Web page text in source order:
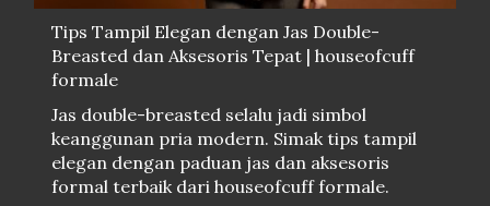
Tips Tampil Elegan dengan Jas Double-
Breasted dan Aksesoris Tepat | houseofcuff
formale
Jas double-breasted selalu jadi simbol
keanggunan pria modern. Simak tips tampil
elegan dengan paduan jas dan aksesoris
formal terbaik dari houseofcuff formale.